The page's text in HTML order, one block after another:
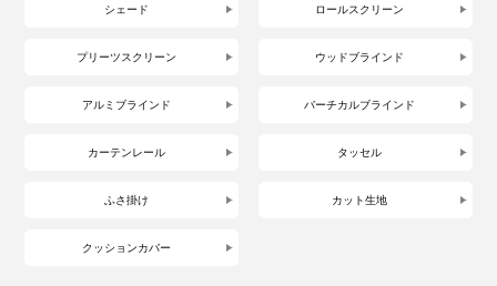
シェード ロールスクリーン
プリーツスクリーン ウッドブラインド
アルミブラインド バーチカルブラインド
カーテンレール タッセル
ふさ掛け カット生地
クッションカバー